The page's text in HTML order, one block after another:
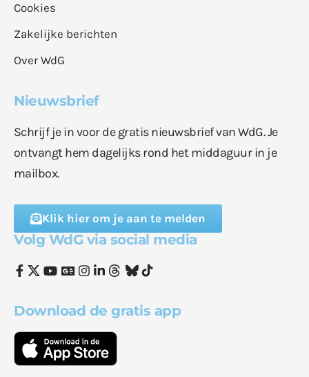
Cookies
Zakelijke berichten
Over WdG
Nieuwsbrief
Schrijf je in voor de gratis nieuwsbrief van WdG. Je
ontvangt hem dagelijks rond het middaguur in je
mailbox.
Klik hier om je aan te melden
Volg WdG via social media
Download de gratis app